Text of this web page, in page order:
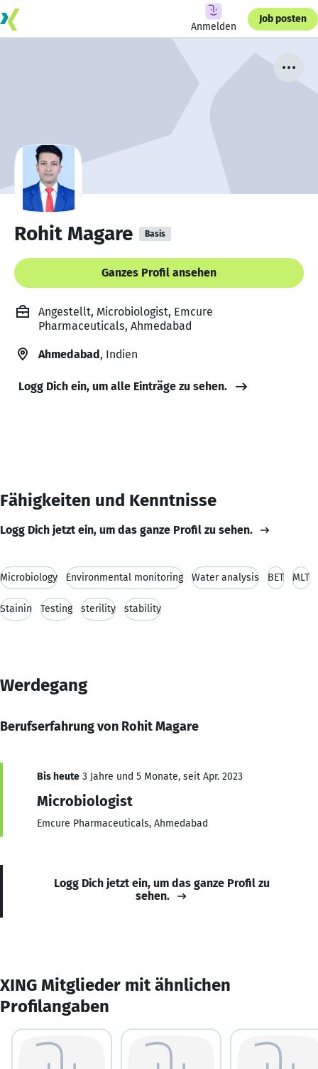
Anmelden
Job posten
Rohit Magare Basis
Ganzes Profil ansehen
Angestellt, Microbiologist, Emcure
Pharmaceuticals, Ahmedabad
Ahmedabad, Indien
Logg Dich ein, um alle Einträge zu sehen.
Fähigkeiten und Kenntnisse
Logg Dich jetzt ein, um das ganze Profil zu sehen.
Microbiology Environmental monitoring Water analysis BET MLT
Stainin Testing sterility stability
Werdegang
Berufserfahrung von Rohit Magare
Bis heute 3 Jahre und 5 Monate, seit Apr. 2023
Microbiologist
Emcure Pharmaceuticals, Ahmedabad
Logg Dich jetzt ein, um das ganze Profil zu
sehen.
XING Mitglieder mit ähnlichen
Profilangaben